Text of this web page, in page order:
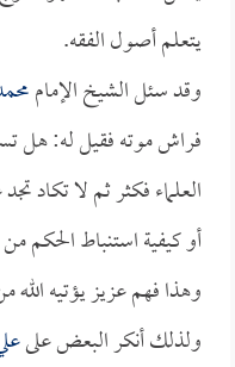
يتعلم أصول الفقه.
وقد سئل الشيخ الإمام
فراش موته فقيل له: هل
العلماء فكثر ثم لا تكاد
أو كيفية استنباط الحكم
وهذا فهم عزيز يؤتيه الله
ولذلك أنكر البعض على